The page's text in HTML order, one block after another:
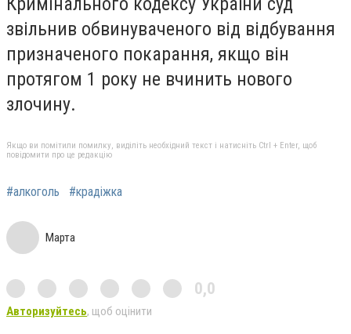
звільнив обвинуваченого від відбування
призначеного покарання, якщо він
протягом 1 року не вчинить нового
злочину.
Якщо ви помітили помилку, виділіть необхідний текст і натисніть Ctrl + Enter, щоб
повідомити про це редакцію
#алкоголь #крадіжка
Марта
0,0
Авторизуйтесь, щоб оцінити